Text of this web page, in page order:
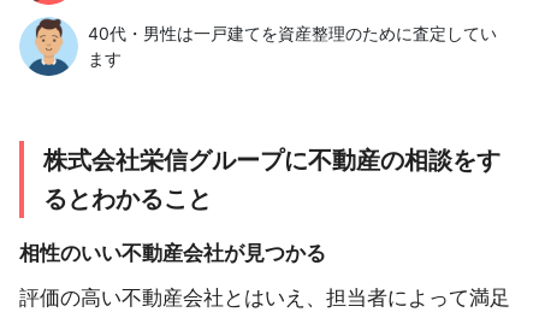
40代・男性は一戸建てを資産整理のために査定してい
ます
株式会社栄信グループに不動産の相談をす
るとわかること
相性のいい不動産会社が見つかる
評価の高い不動産会社とはいえ、担当者によって満足